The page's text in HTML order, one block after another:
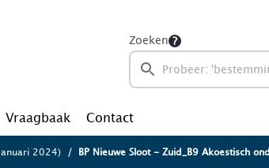
Zoeken
Vraagbaak Contact
2024) BP Nieuwe Sloot - Zuid_B9 Akoestisch